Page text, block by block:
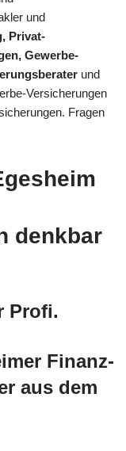
und
Privat-
Gewerbe-
und
Versicherungen
Fragen
denkbar
Profi.
Finanz-
aus dem